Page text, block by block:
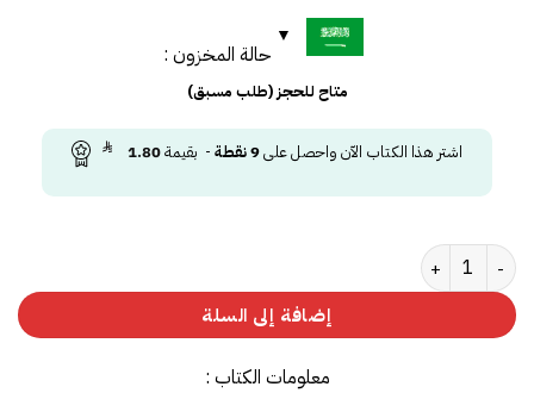
حالة المخزون :
متاح للحجز (طلب مسبق)
اشتر هذا الكتاب الآن واحصل على9نقطة- بقيمة1.80
كمية 365 يوماً مع خاتم الانبياء
إضافة إلى السلة
معلومات الكتاب :